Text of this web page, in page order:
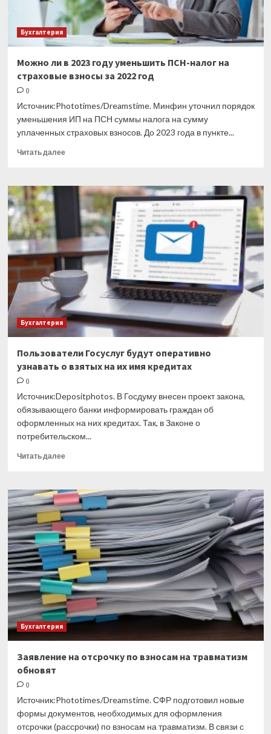
Бухгалтерия
Можно ли в 2023 году уменьшить ПСН-налог на
страховые взносы за 2022 год
0
Источник:Phototimes/Dreamstime. Минфин уточнил порядок
уменьшения ИП на ПСН суммы налога на сумму
уплаченных страховых взносов. До 2023 года в пункте...
Читать далееПрочитать
Можно
2023
уменьшить
ПСН-
налог
на
страховые
взносы
за
2022
Бухгалтерия
Пользователи Госуслуг будут оперативно
узнавать о взятых на их имя кредитах
0
Источник:Depositphotos. В Госдуму внесен проект закона,
обязывающего банки информировать граждан об
оформленных на них кредитах. Так, в Законе о
потребительском...
Читать далееПрочитать
Пользователи
Госуслуг
будут
оперативно
узнавать
о
взятых
на
их
имя
кредитах
Бухгалтерия
Заявление на отсрочку по взносам на травматизм
обновят
0
Источник:Phototimes/Dreamstime. СФР подготовил новые
формы документов, необходимых для оформления
отсрочки (рассрочки) по взносам на травматизм. В связи с